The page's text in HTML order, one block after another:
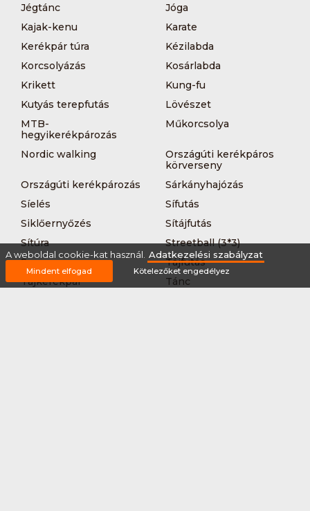
Jégtánc
Jóga
Kajak-kenu
Karate
Kerékpár túra
Kézilabda
Korcsolyázás
Kosárlabda
Krikett
Kung-fu
Kutyás terepfutás
Lövészet
MTB-
hegyikerékpározás
Műkorcsolya
Nordic walking
Országúti kerékpáros
körverseny
Országúti kerékpározás
Sárkányhajózás
Síelés
Sífutás
Siklőernyőzés
Sítájfutás
Sítúra
Streetball (3*3)
Sup
Tájfutás
Tájkerékpár
Tánc
A weboldal cookie-kat használ. Adatkezelési szabályzat
Mindent elfogad Kötelezőket engedélyez